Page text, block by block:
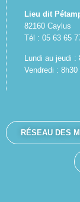
Lieu dit
82160 Caylus
Tél : 05 63 65
Lundi au jeudi :
Vendredi :
RÉSEAU DES